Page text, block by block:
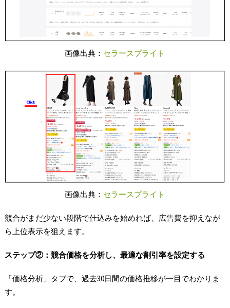
画像出典： セラースプライト
画像出典： セラースプライト
競合がまだ少ない段階で仕込みを始めれば、広告費を抑えなが
ら上位表示を狙えます。
ステップ②：競合価格を分析し、最適な割引率を設定する
「価格分析」タブで、過去30日間の価格推移が一目でわかりま
す。